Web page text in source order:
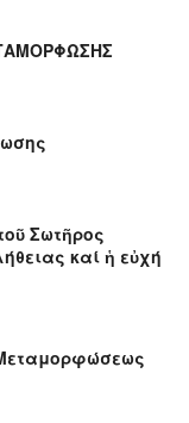
Σωτῆρος
καί ἡ εὐχή